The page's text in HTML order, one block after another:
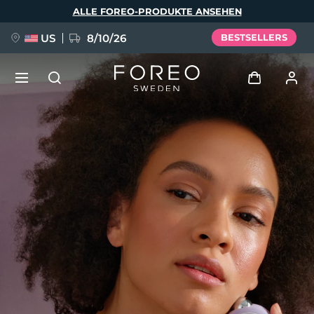
ALLE FOREO-PRODUKTE ANSEHEN
US 8/10/26 BESTSELLERS
Anmelden
Benutzerkonto
Meine Geräte
Meine Bestellungen
Meine Adressen
Meine Abonnements
NEU
FAQ™ Pure Beauty-Tech Elixir
BREAKING NEWS
issa™ Teeth Whitening Set
Sprache
English Deutsch
Español
Français
Italiano
Português
Polski
Svenska
Русский
Türkçe
简体中文 繁體中文